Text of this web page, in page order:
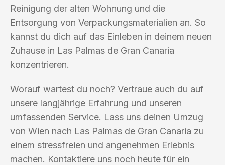
Reinigung der alten Wohnung und die
Entsorgung von Verpackungsmaterialien an. So
kannst du dich auf das Einleben in deinem neuen
Zuhause in Las Palmas de Gran Canaria
konzentrieren.
Worauf wartest du noch? Vertraue auch du auf
unsere langjährige Erfahrung und unseren
umfassenden Service. Lass uns deinen Umzug
von Wien nach Las Palmas de Gran Canaria zu
einem stressfreien und angenehmen Erlebnis
machen. Kontaktiere uns noch heute für ein